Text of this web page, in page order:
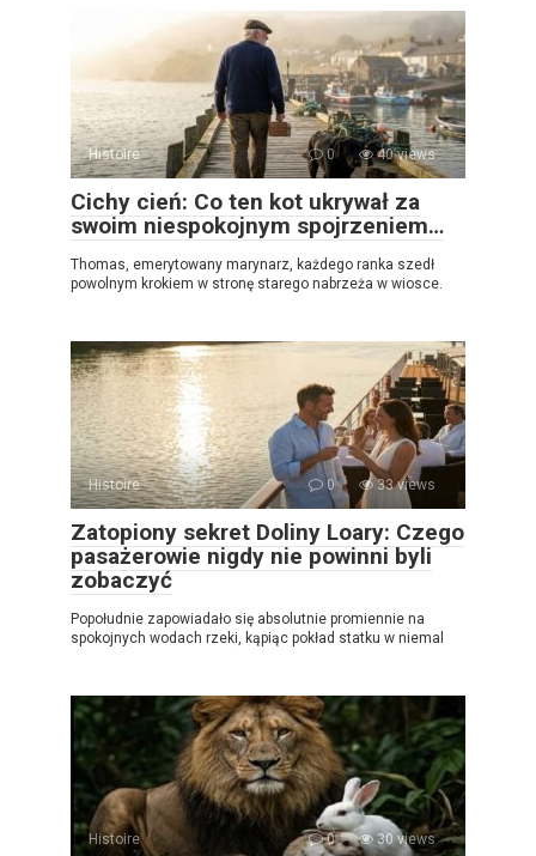
Histoire 0 40 views
Cichy cień: Co ten kot ukrywał za
swoim niespokojnym spojrzeniem…
Thomas, emerytowany marynarz, każdego ranka szedł
powolnym krokiem w stronę starego nabrzeża w wiosce.
Histoire 0 33 views
Zatopiony sekret Doliny Loary: Czego
pasażerowie nigdy nie powinni byli
zobaczyć
Popołudnie zapowiadało się absolutnie promiennie na
spokojnych wodach rzeki, kąpiąc pokład statku w niemal
Histoire 0 30 views